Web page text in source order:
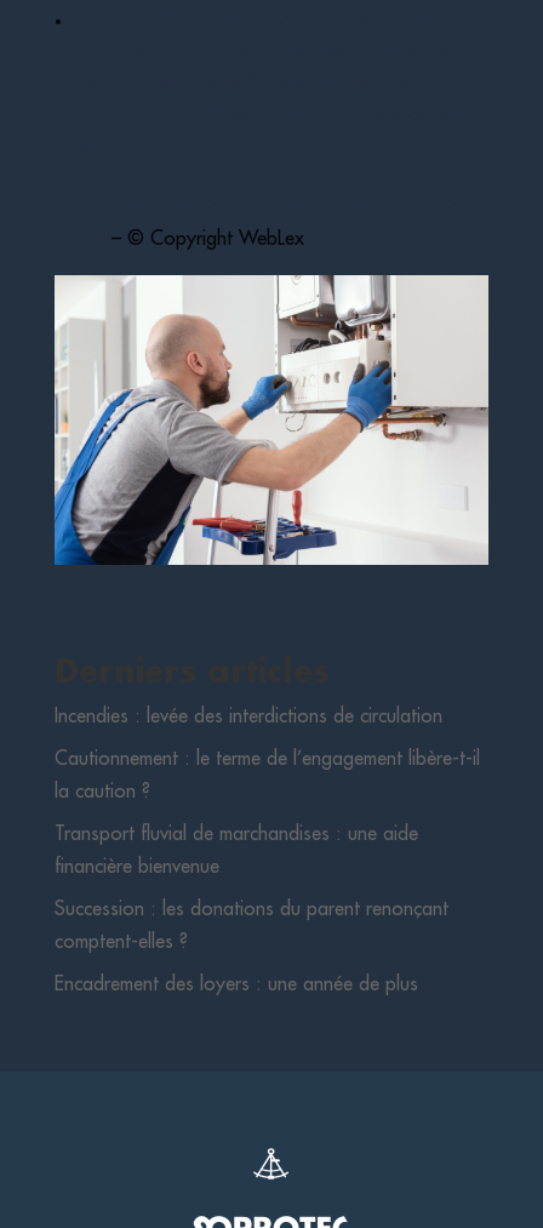
– © Copyright WebLex
Incendies : levée des interdictions de circulation
Cautionnement : le terme de l’engagement libère-t-il
la caution ?
Transport fluvial de marchandises : une aide
financière bienvenue
Succession : les donations du parent renonçant
comptent-elles ?
Encadrement des loyers : une année de plus